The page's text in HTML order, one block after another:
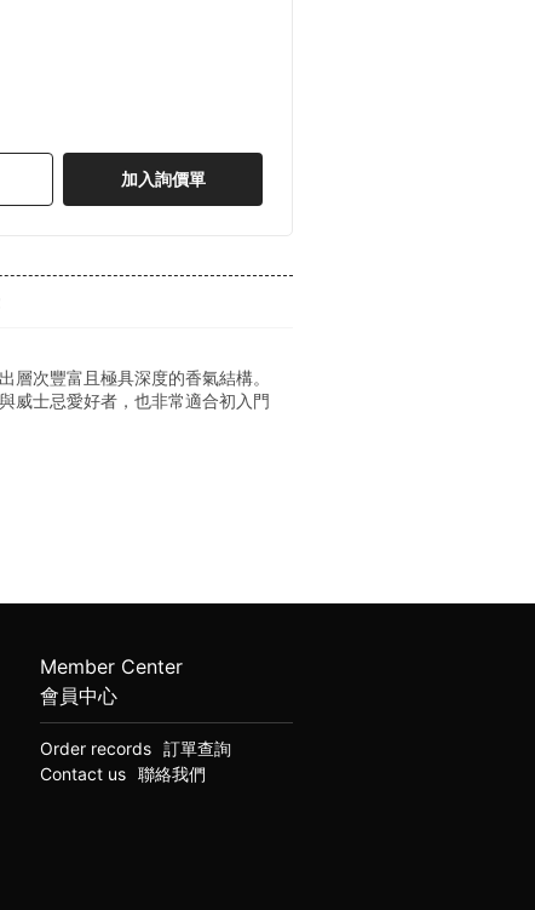
加入詢價單
次豐富且極具深度的香氣結構。
威士忌愛好者，也非常適合初入門
Member Center
會員中心
Order records
訂單查詢
Contact us
聯絡我們